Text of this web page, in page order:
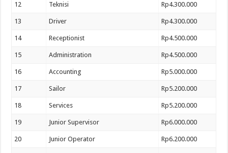
12 Teknisi Rp4.300.000
13 Driver Rp4.300.000
14 Receptionist Rp4.500.000
15 Administration Rp4.500.000
16 Accounting Rp5.000.000
17 Sailor Rp5.200.000
18 Services Rp5.200.000
19 Junior Supervisor Rp6.000.000
20 Junior Operator Rp6.200.000